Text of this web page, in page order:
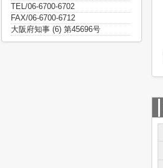
TEL/06-6700-6702
FAX/06-6700-6712
大阪府知事 (6) 第45696号